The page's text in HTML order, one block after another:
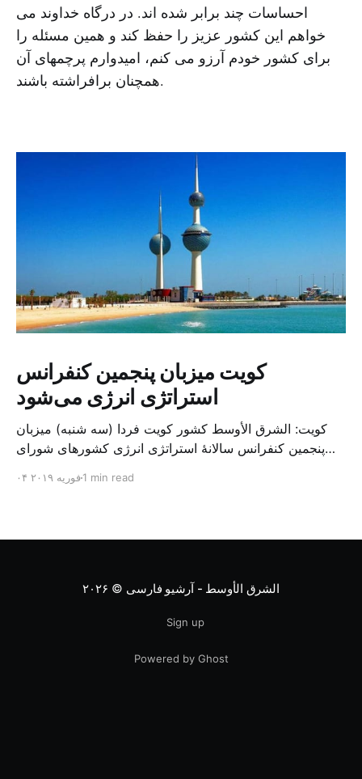
احساسات چند برابر شده اند. در درگاه خداوند می
خواهم این کشور عزیز را حفظ کند و همین مسئله را
برای کشور خودم آرزو می کنم، امیدوارم پرچمهای آن
همچنان برافراشته باشند.
کویت میزبان پنجمین کنفرانس
استراتژی انرژی می‌شود
کویت: الشرق الأوسط کشور کویت فردا (سه شنبه) میزبان
پنجمین کنفرانس سالانهٔ استراتژی انرژی کشورهای شورای
متخصص از شرکت‌های جهانی نفت و گاز در این کنفرانس
۰۴ فوریه ۲۰۱۹1 min read
الشرق الأوسط - آرشیو فارسی © ۲۰۲۶
Sign up
Powered by Ghost